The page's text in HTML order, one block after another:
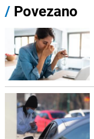
/ Povezano